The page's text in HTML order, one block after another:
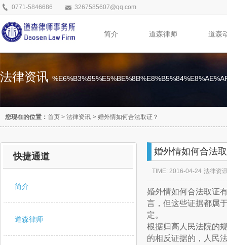
0771-5846686 3267585607@qq.com
简介 道森律师 道森
法律资讯
您现在的位置： 首页 > 法律资讯 > 婚外情如何合法取证？
快捷通道
简介
道森律师
婚外情如何合法
TIME: 2016-04-24 法律资
婚外情如何合法取证
言，但这些证据都属
定。
根据归高人民法院的
的相反证据的，人民